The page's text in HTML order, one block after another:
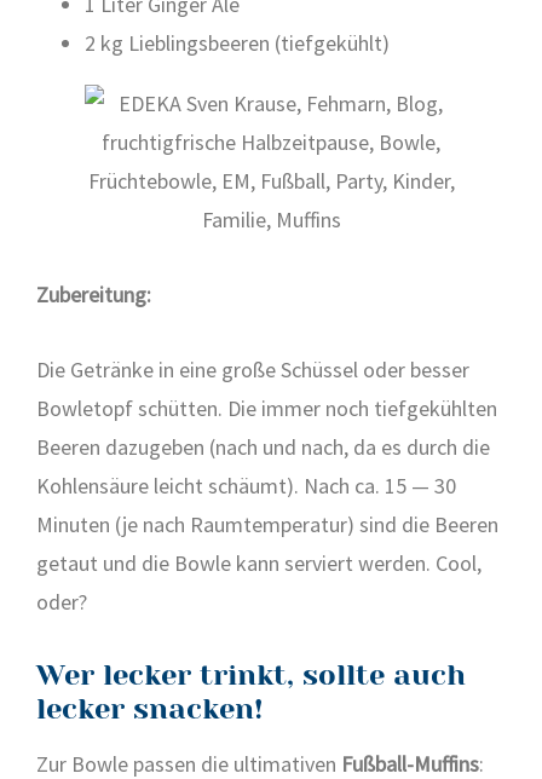
2 kg Lieb­lings­bee­ren (tief­ge­kühlt)
Zube­rei­tung:
Die Geträn­ke in eine gro­ße Schüs­sel oder bes­ser
Bow­le­topf schüt­ten. Die immer noch tief­ge­kühl­ten
Bee­ren dazu­ge­ben (nach und nach, da es durch die
Koh­len­säu­re leicht schäumt). Nach ca. 15 — 30
Minu­ten (je nach Raum­tem­pe­ra­tur) sind die Bee­ren
getaut und die Bow­le kann ser­viert wer­den. Cool,
oder?
Wer lecker trinkt, sollte auch
lecker snacken!
Zur Bow­le pas­sen die ulti­ma­ti­ven Fuß­ball-Muf­fins: